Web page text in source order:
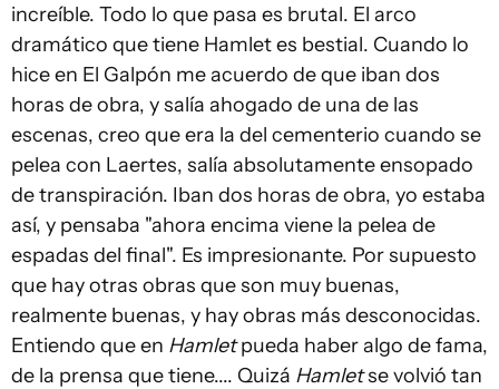
increíble. Todo lo que pasa es brutal. El arco
dramático que tiene Hamlet es bestial. Cuando lo
hice en El Galpón me acuerdo de que iban dos
horas de obra, y salía ahogado de una de las
escenas, creo que era la del cementerio cuando se
pelea con Laertes, salía absolutamente ensopado
de transpiración. Iban dos horas de obra, yo estaba
así, y pensaba "ahora encima viene la pelea de
espadas del final". Es impresionante. Por supuesto
que hay otras obras que son muy buenas,
realmente buenas, y hay obras más desconocidas.
Entiendo que en Hamletpueda haber algo de fama,
de la prensa que tiene.... Quizá Hamletse volvió tan